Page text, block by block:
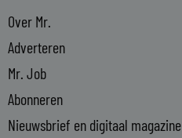
Over Mr.
Adverteren
Mr. Job
Abonneren
Nieuwsbrief en digitaal magazine